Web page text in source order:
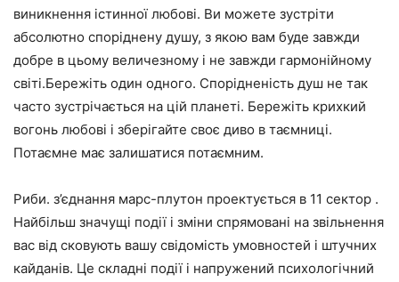
виникнення істинної любові. Ви можете зустріти
абсолютно споріднену душу, з якою вам буде завжди
добре в цьому величезному і не завжди гармонійному
світі.Бережіть один одного. Спорідненість душ не так
часто зустрічається на цій планеті. Бережіть крихкий
вогонь любові і зберігайте своє диво в таємниці.
Потаємне має залишатися потаємним.
Риби. з’єднання марс-плутон проектується в 11 сектор .
Найбільш значущі події і зміни спрямовані на звільнення
вас від сковують вашу свідомість умовностей і штучних
кайданів. Це складні події і напружений психологічний